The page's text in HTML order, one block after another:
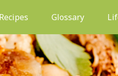
(current)Glossary